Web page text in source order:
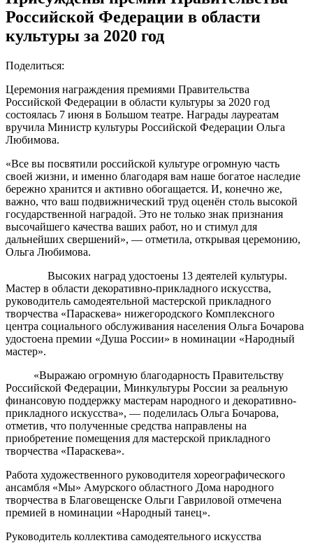
Российской Федерации в области
культуры за 2020 год
Поделиться:
Церемония награждения премиями Правительства
Российской Федерации в области культуры за 2020 год
состоялась 7 июня в Большом театре. Награды лауреатам
вручила Министр культуры Российской Федерации Ольга
Любимова.
«Все вы посвятили российской культуре огромную часть
своей жизни, и именно благодаря вам наше богатое наследие
бережно хранится и активно обогащается. И, конечно же,
важно, что ваш подвижнический труд оценён столь высокой
государственной наградой. Это не только знак признания
высочайшего качества ваших работ, но и стимул для
дальнейших свершений», — отметила, открывая церемонию,
Ольга Любимова.
Высоких наград удостоены 13 деятелей культуры.
Мастер в области декоративно-прикладного искусства,
руководитель самодеятельной мастерской прикладного
творчества «Параскева» нижегородского Комплексного
центра социального обслуживания населения Ольга Бочарова
удостоена премии «Душа России» в номинации «Народный
мастер».
«Выражаю огромную благодарность Правительству
Российской Федерации, Минкультуры России за реальную
финансовую поддержку мастерам народного и декоративно-
прикладного искусства», — поделилась Ольга Бочарова,
отметив, что полученные средства направлены на
приобретение помещения для мастерской прикладного
творчества «Параскева».
Работа художественного руководителя хореографического
ансамбля «Мы» Амурского областного Дома народного
творчества в Благовещенске Ольги Гавриловой отмечена
премией в номинации «Народный танец».
Руководитель коллектива самодеятельного искусства